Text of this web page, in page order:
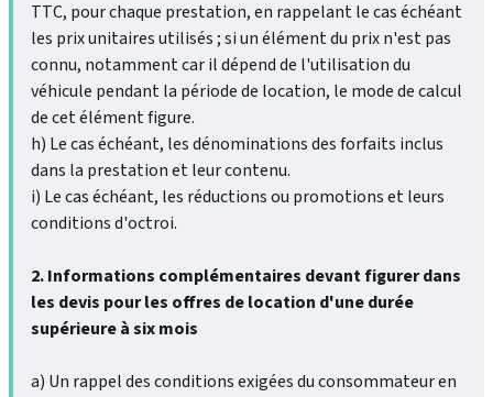
TTC, pour chaque prestation, en rappelant le cas échéant
les prix unitaires utilisés ; si un élément du prix n'est pas
connu, notamment car il dépend de l'utilisation du
véhicule pendant la période de location, le mode de calcul
de cet élément figure.
h) Le cas échéant, les dénominations des forfaits inclus
dans la prestation et leur contenu.
i) Le cas échéant, les réductions ou promotions et leurs
conditions d'octroi.
2. Informations complémentaires devant figurer dans
les devis pour les offres de location d'une durée
supérieure à six mois
a) Un rappel des conditions exigées du consommateur en